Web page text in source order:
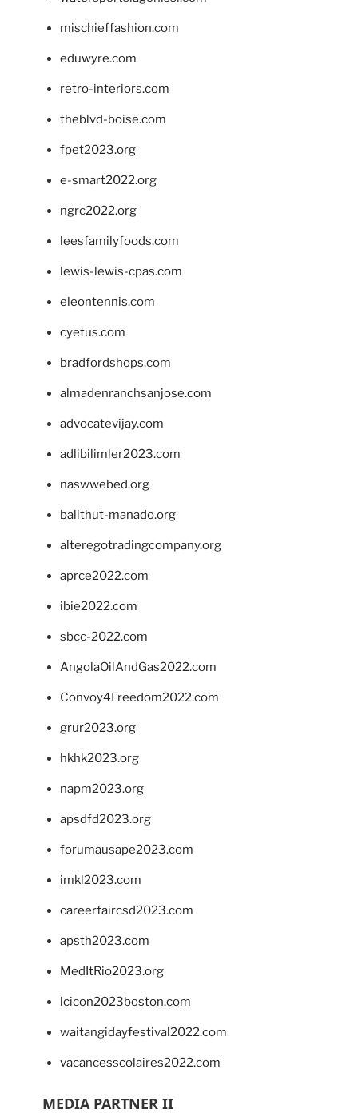
mischieffashion.com
eduwyre.com
retro-interiors.com
theblvd-boise.com
fpet2023.org
e-smart2022.org
ngrc2022.org
leesfamilyfoods.com
lewis-lewis-cpas.com
eleontennis.com
cyetus.com
bradfordshops.com
almadenranchsanjose.com
advocatevijay.com
adlibilimler2023.com
naswwebed.org
balithut-manado.org
alteregotradingcompany.org
aprce2022.com
ibie2022.com
sbcc-2022.com
AngolaOilAndGas2022.com
Convoy4Freedom2022.com
grur2023.org
hkhk2023.org
napm2023.org
apsdfd2023.org
forumausape2023.com
imkl2023.com
careerfaircsd2023.com
apsth2023.com
MedItRio2023.org
lcicon2023boston.com
waitangidayfestival2022.com
vacancesscolaires2022.com
MEDIA PARTNER II